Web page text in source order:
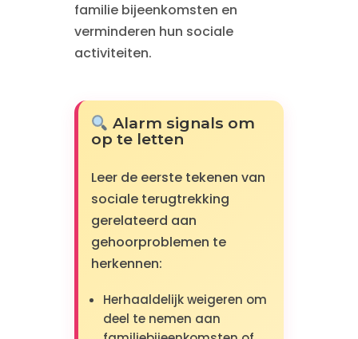
familie bijeenkomsten en
verminderen hun sociale
activiteiten.
Alarm signals om
op te letten
Leer de eerste tekenen van
sociale terugtrekking
gerelateerd aan
gehoorproblemen te
herkennen:
Herhaaldelijk weigeren om
deel te nemen aan